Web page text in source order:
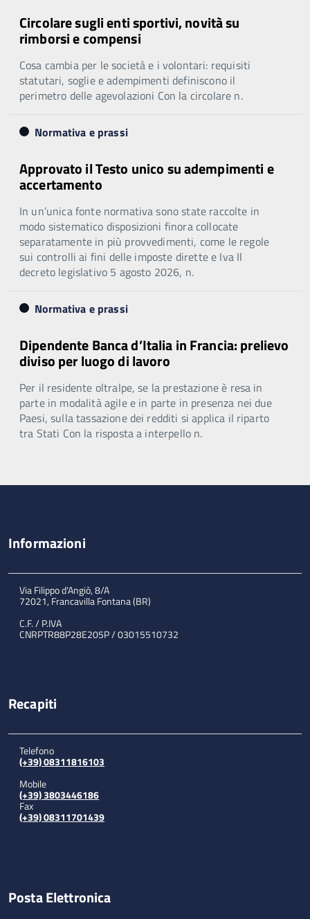
Circolare sugli enti sportivi, novità su
rimborsi e compensi
Cosa cambia per le società e i volontari: requisiti
statutari, soglie e adempimenti definiscono il
perimetro delle agevolazioni Con la circolare n.
Normativa e prassi
Approvato il Testo unico su adempimenti e
accertamento
In un’unica fonte normativa sono state raccolte in
modo sistematico disposizioni finora collocate
separatamente in più provvedimenti, come le regole
sui controlli ai fini delle imposte dirette e Iva Il
decreto legislativo 5 agosto 2026, n.
Normativa e prassi
Dipendente Banca d’Italia in Francia: prelievo
diviso per luogo di lavoro
Per il residente oltralpe, se la prestazione è resa in
parte in modalità agile e in parte in presenza nei due
Paesi, sulla tassazione dei redditi si applica il riparto
tra Stati Con la risposta a interpello n.
Informazioni
Via Filippo d'Angiò, 8/A
72021, Francavilla Fontana (BR)
C.F. / P.IVA
CNRPTR88P28E205P / 03015510732
Recapiti
Telefono
(+39) 08311816103
Mobile
(+39) 3803446186
Fax
(+39) 08311701439
Posta Elettronica